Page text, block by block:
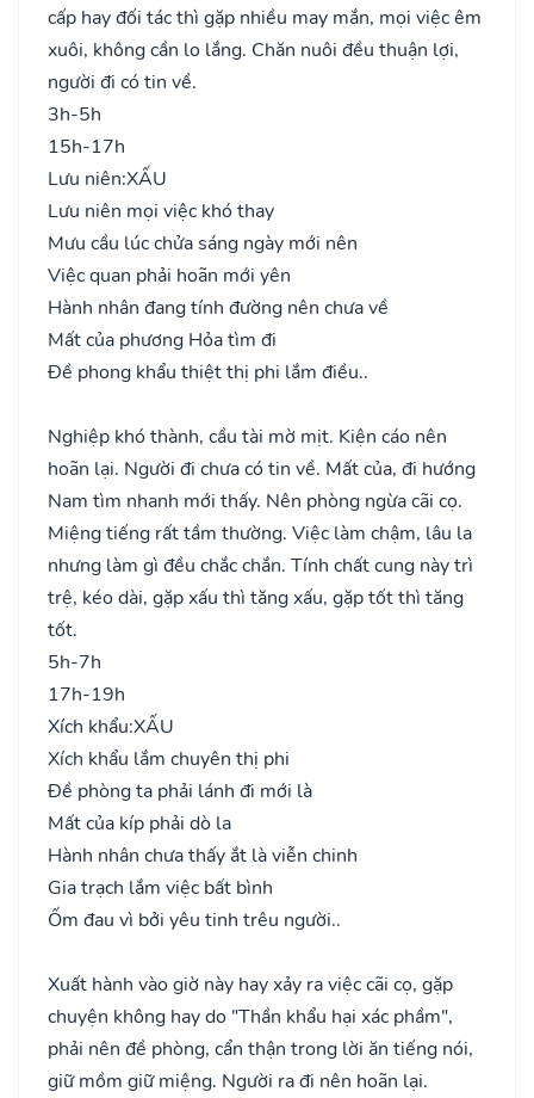
cấp hay đối tác thì gặp nhiều may mắn, mọi việc êm
xuôi, không cần lo lắng. Chăn nuôi đều thuận lợi,
người đi có tin về.
3h-5h
15h-17h
Lưu niên:XẤU
Lưu niên mọi việc khó thay
Mưu cầu lúc chửa sáng ngày mới nên
Việc quan phải hoãn mới yên
Hành nhân đang tính đường nên chưa về
Mất của phương Hỏa tìm đi
Đề phong khẩu thiệt thị phi lắm điều..
Nghiệp khó thành, cầu tài mờ mịt. Kiện cáo nên
hoãn lại. Người đi chưa có tin về. Mất của, đi hướng
Nam tìm nhanh mới thấy. Nên phòng ngừa cãi cọ.
Miệng tiếng rất tầm thường. Việc làm chậm, lâu la
nhưng làm gì đều chắc chắn. Tính chất cung này trì
trệ, kéo dài, gặp xấu thì tăng xấu, gặp tốt thì tăng
tốt.
5h-7h
17h-19h
Xích khẩu:XẤU
Xích khẩu lắm chuyên thị phi
Đề phòng ta phải lánh đi mới là
Mất của kíp phải dò la
Hành nhân chưa thấy ắt là viễn chinh
Gia trạch lắm việc bất bình
Ốm đau vì bởi yêu tinh trêu người..
Xuất hành vào giờ này hay xảy ra việc cãi cọ, gặp
chuyện không hay do "Thần khẩu hại xác phầm",
phải nên đề phòng, cẩn thận trong lời ăn tiếng nói,
giữ mồm giữ miệng. Người ra đi nên hoãn lại.